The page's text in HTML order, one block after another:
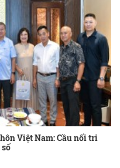
Việt Nam: Cầu nối tri